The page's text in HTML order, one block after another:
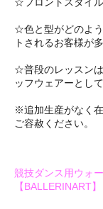
☆色と型がどのよ
トされるお客様が
☆普段のレッスン
ッフウェアーとして
※追加生産がなく
ご容赦ください。
競技ダンス用ウォ
【BALLERINART】